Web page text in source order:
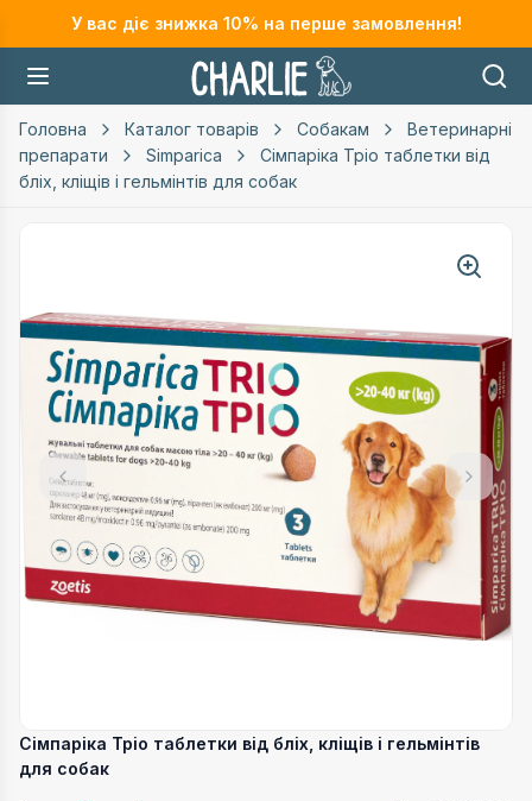
У вас діє знижка 10% на перше замовлення!
Головна Каталог товарів Собакам
Ветеринарні
препарати
Simparica
Сімпаріка Тріо таблетки від
бліх, кліщів і гельмінтів для собак
Сімпаріка Тріо таблетки від бліх, кліщів і гельмінтів
для собак